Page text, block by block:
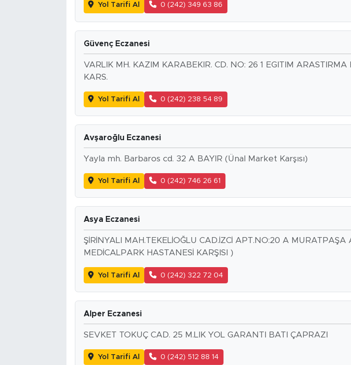
Yol Tarifi Al 0 (242) 349 63 86
Güvenç Eczanesi
VARLIK MH. KAZIM KARABEKIR. CD. NO: 26 1 EGITIM ARASTIRMA
KARS.
Yol Tarifi Al 0 (242) 238 54 89
Avşaroğlu Eczanesi
Yayla mh. Barbaros cd. 32 A BAYIR (Ünal Market Karşısı)
Yol Tarifi Al 0 (242) 746 26 61
Asya Eczanesi
ŞİRİNYALI MAH.TEKELİOĞLU CAD.İZCİ APT.NO:20 A MURATPAŞA
MEDİCALPARK HASTANESİ KARŞISI )
Yol Tarifi Al 0 (242) 322 72 04
Alper Eczanesi
SEVKET TOKUÇ CAD. 25 M.LIK YOL GARANTI BATI ÇAPRAZI
Yol Tarifi Al 0 (242) 512 88 14